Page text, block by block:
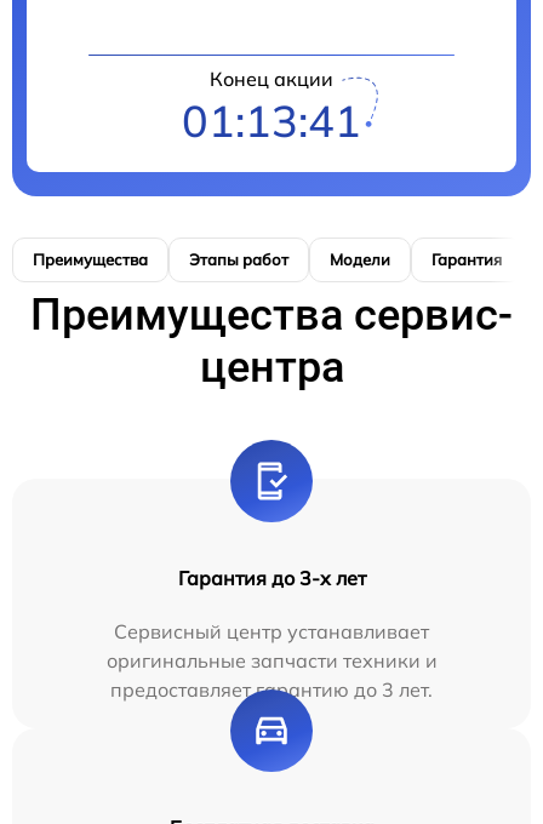
Конец акции
01:13:40
Преимущества Этапы работ Модели Гарантия
Преимущества сервис-
центра
Гарантия до 3-х лет
Сервисный центр устанавливает
оригинальные запчасти техники и
предоставляет гарантию до 3 лет.